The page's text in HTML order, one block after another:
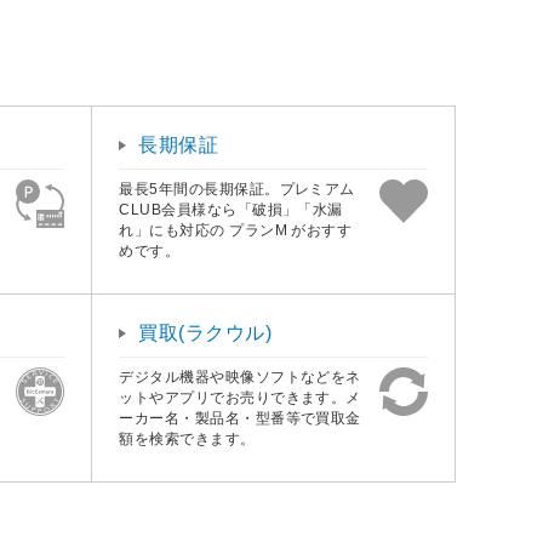
長期保証
最長5年間の長期保証。プレミアム
CLUB会員様なら「破損」「水漏
れ」にも対応の プランM がおすす
めです。
買取(ラクウル)
デジタル機器や映像ソフトなどをネ
ットやアプリでお売りできます。メ
ーカー名・製品名・型番等で買取金
額を検索できます。